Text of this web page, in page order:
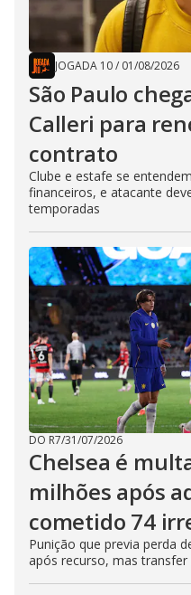
JOGADA 10/ 01/08/2026
São Paulo
Calleri para
contrato
Clube e estafe se
financeiros, e atacante
temporadas
DO R7/31/07/2026
Chelsea é
milhões após
cometido 74
Punição que previa perda
após recurso, mas